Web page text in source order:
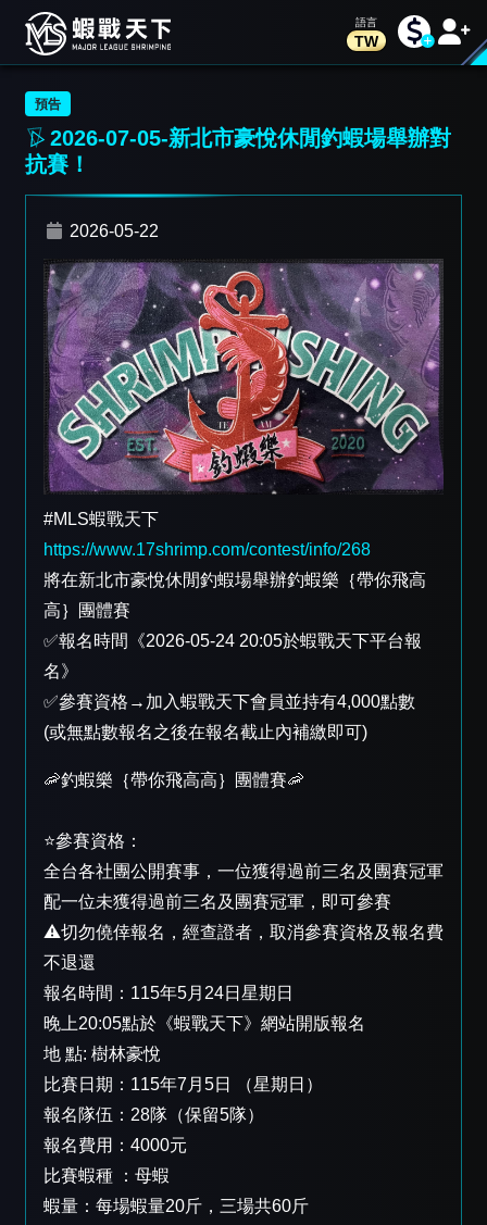
TW
預告
2026-07-05-新北市豪悅休閒釣蝦場舉辦對
抗賽！
2026-05-22
#MLS蝦戰天下
https://www.17shrimp.com/contest/info/268
將在新北市豪悅休閒釣蝦場舉辦釣蝦樂｛帶你飛高
高｝團體賽
✅報名時間《2026-05-24 20:05於蝦戰天下平台報
名》
✅參賽資格→加入蝦戰天下會員並持有4,000點數
(或無點數報名之後在報名截止內補繳即可)
🦐釣蝦樂｛帶你飛高高｝團體賽🦐
⭐️參賽資格：
全台各社團公開賽事，一位獲得過前三名及團賽冠軍
配一位未獲得過前三名及團賽冠軍，即可參賽
⚠️切勿僥倖報名，經查證者，取消參賽資格及報名費
不退還
報名時間：115年5月24日星期日
晚上20:05點於《蝦戰天下》網站開版報名
地 點: 樹林豪悅
比賽日期：115年7月5日 （星期日）
報名隊伍：28隊（保留5隊）
報名費用：4000元
比賽蝦種 ：母蝦
蝦量：每場蝦量20斤，三場共60斤